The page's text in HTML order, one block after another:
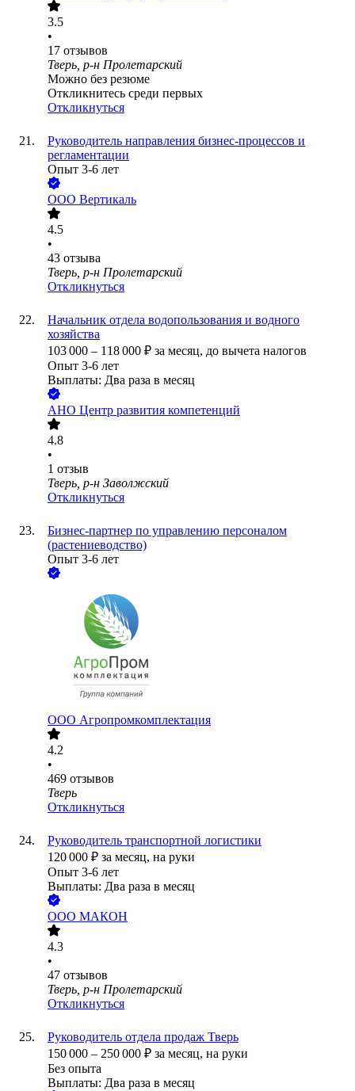
3.5
•
17 отзывов
Тверь, р-н Пролетарский
Можно без резюме
Откликнитесь среди первых
Откликнуться
Руководитель направления бизнес-процессов и
регламентации
Опыт 3-6 лет
ООО Вертикаль
4.5
•
43 отзыва
Тверь, р-н Пролетарский
Откликнуться
Начальник отдела водопользования и водного
хозяйства
103 000 – 118 000 ₽ за месяц, до вычета налогов
Опыт 3-6 лет
Выплаты: Два раза в месяц
АНО Центр развития компетенций
4.8
•
1 отзыв
Тверь, р-н Заволжский
Откликнуться
Бизнес-партнер по управлению персоналом
(растениеводство)
Опыт 3-6 лет
ООО Агропромкомплектация
4.2
•
469 отзывов
Тверь
Откликнуться
Руководитель транспортной логистики
120 000 ₽ за месяц, на руки
Опыт 3-6 лет
Выплаты: Два раза в месяц
ООО МАКОН
4.3
•
47 отзывов
Тверь, р-н Пролетарский
Откликнуться
Руководитель отдела продаж Тверь
150 000 – 250 000 ₽ за месяц, на руки
Без опыта
Выплаты: Два раза в месяц